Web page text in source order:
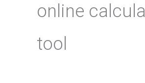
online
tool